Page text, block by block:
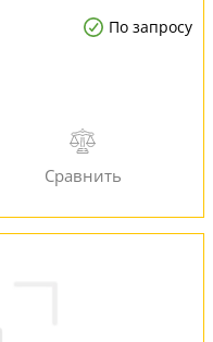
По запросу